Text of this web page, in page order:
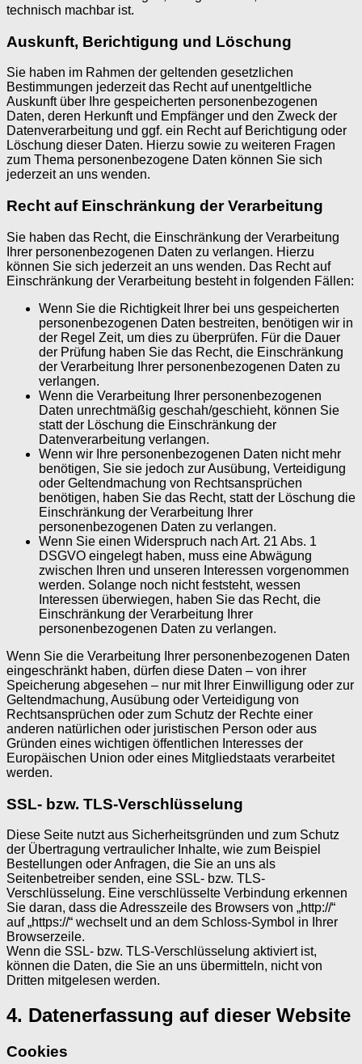
technisch machbar ist.
Auskunft, Berichtigung und Löschung
Sie haben im Rahmen der geltenden gesetzlichen
Bestimmungen jederzeit das Recht auf unentgeltliche
Auskunft über Ihre gespeicherten personenbezogenen
Daten, deren Herkunft und Empfänger und den Zweck der
Datenverarbeitung und ggf. ein Recht auf Berichtigung oder
Löschung dieser Daten. Hierzu sowie zu weiteren Fragen
zum Thema personenbezogene Daten können Sie sich
jederzeit an uns wenden.
Recht auf Einschränkung der Verarbeitung
Sie haben das Recht, die Einschränkung der Verarbeitung
Ihrer personenbezogenen Daten zu verlangen. Hierzu
können Sie sich jederzeit an uns wenden. Das Recht auf
Einschränkung der Verarbeitung besteht in folgenden Fällen:
Wenn Sie die Richtigkeit Ihrer bei uns gespeicherten
personenbezogenen Daten bestreiten, benötigen wir in
der Regel Zeit, um dies zu überprüfen. Für die Dauer
der Prüfung haben Sie das Recht, die Einschränkung
der Verarbeitung Ihrer personenbezogenen Daten zu
verlangen.
Wenn die Verarbeitung Ihrer personenbezogenen
Daten unrechtmäßig geschah/geschieht, können Sie
statt der Löschung die Einschränkung der
Datenverarbeitung verlangen.
Wenn wir Ihre personenbezogenen Daten nicht mehr
benötigen, Sie sie jedoch zur Ausübung, Verteidigung
oder Geltendmachung von Rechtsansprüchen
benötigen, haben Sie das Recht, statt der Löschung die
Einschränkung der Verarbeitung Ihrer
personenbezogenen Daten zu verlangen.
Wenn Sie einen Widerspruch nach Art. 21 Abs. 1
DSGVO eingelegt haben, muss eine Abwägung
zwischen Ihren und unseren Interessen vorgenommen
werden. Solange noch nicht feststeht, wessen
Interessen überwiegen, haben Sie das Recht, die
Einschränkung der Verarbeitung Ihrer
personenbezogenen Daten zu verlangen.
Wenn Sie die Verarbeitung Ihrer personenbezogenen Daten
eingeschränkt haben, dürfen diese Daten – von ihrer
Speicherung abgesehen – nur mit Ihrer Einwilligung oder zur
Geltendmachung, Ausübung oder Verteidigung von
Rechtsansprüchen oder zum Schutz der Rechte einer
anderen natürlichen oder juristischen Person oder aus
Gründen eines wichtigen öffentlichen Interesses der
Europäischen Union oder eines Mitgliedstaats verarbeitet
werden.
SSL- bzw. TLS-Verschlüsselung
Diese Seite nutzt aus Sicherheitsgründen und zum Schutz
der Übertragung vertraulicher Inhalte, wie zum Beispiel
Bestellungen oder Anfragen, die Sie an uns als
Seitenbetreiber senden, eine SSL- bzw. TLS-
Verschlüsselung. Eine verschlüsselte Verbindung erkennen
Sie daran, dass die Adresszeile des Browsers von „http://“
auf „https://“ wechselt und an dem Schloss-Symbol in Ihrer
Browserzeile.
Wenn die SSL- bzw. TLS-Verschlüsselung aktiviert ist,
können die Daten, die Sie an uns übermitteln, nicht von
Dritten mitgelesen werden.
4. Datenerfassung auf dieser Website
Cookies